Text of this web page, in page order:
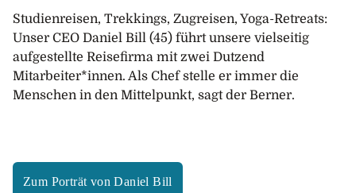
Studienreisen, Trekkings, Zugreisen, Yoga-Retreats:
Unser CEO Daniel Bill (45) führt unsere vielseitig
aufgestellte Reisefirma mit zwei Dutzend
Mitarbeiter*innen. Als Chef stelle er immer die
Menschen in den Mittelpunkt, sagt der Berner.
Zum Porträt von Daniel Bill